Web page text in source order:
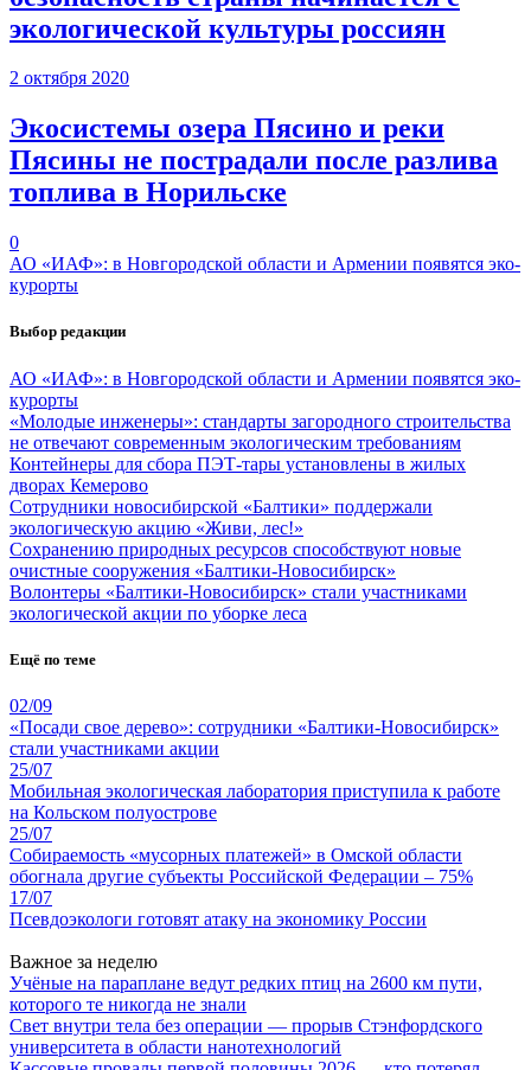
экологической культуры россиян
2 октября 2020
Экосистемы озера Пясино и реки
Пясины не пострадали после разлива
топлива в Норильске
0
АО «ИАФ»: в Новгородской области и Армении появятся эко-
курорты
Выбор редакции
АО «ИАФ»: в Новгородской области и Армении появятся эко-
курорты
«Молодые инженеры»: стандарты загородного строительства
не отвечают современным экологическим требованиям
Контейнеры для сбора ПЭТ-тары установлены в жилых
дворах Кемерово
Сотрудники новосибирской «Балтики» поддержали
экологическую акцию «Живи, лес!»
Сохранению природных ресурсов способствуют новые
очистные сооружения «Балтики-Новосибирск»
Волонтеры «Балтики-Новосибирск» стали участниками
экологической акции по уборке леса
Ещё по теме
02/09
«Посади свое дерево»: сотрудники «Балтики-Новосибирск»
стали участниками акции
25/07
Мобильная экологическая лаборатория приступила к работе
на Кольском полуострове
25/07
Собираемость «мусорных платежей» в Омской области
обогнала другие субъекты Российской Федерации – 75%
17/07
Псевдоэкологи готовят атаку на экономику России
Важное за неделю
Учёные на параплане ведут редких птиц на 2600 км пути,
которого те никогда не знали
Свет внутри тела без операции — прорыв Стэнфордского
университета в области нанотехнологий